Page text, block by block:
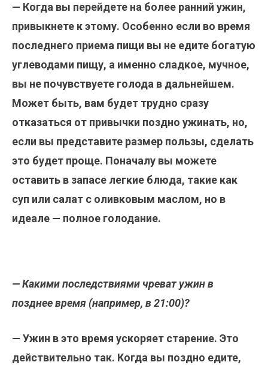
— Когда вы перейдете на более ранний ужин,
привыкнете к этому. Особенно если во время
последнего приема пищи вы не едите богатую
углеводами пищу, а именно сладкое, мучное,
вы не почувствуете голода в дальнейшем.
Может быть, вам будет трудно сразу
отказаться от привычки поздно ужинать, но,
если вы представите размер пользы, сделать
это будет проще. Поначалу вы можете
оставить в запасе легкие блюда, такие как
суп или салат с оливковым маслом, но в
идеале — полное голодание.
— Какими последствиями чреват ужин в
позднее время (например, в 21:00)?
— Ужин в это время ускоряет старение. Это
действительно так. Когда вы поздно едите,